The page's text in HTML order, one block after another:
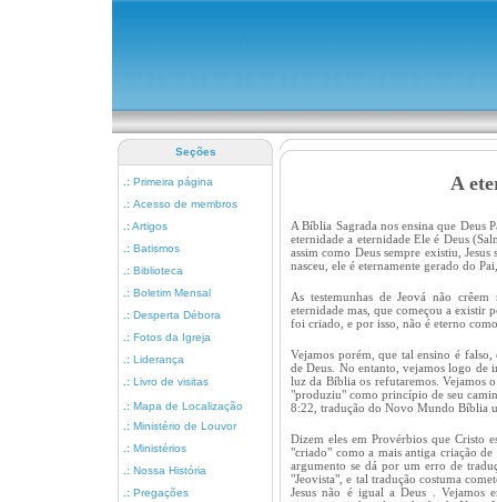
Seções
.: Primeira página
.: Acesso de membros
.:Artigos
.: Batismos
.: Biblioteca
.: Boletim Mensal
.: Desperta Débora
.: Fotos da Igreja
.: Liderança
.: Livro de visitas
.: Mapa de Localização
.: Ministério de Louvor
.: Ministérios
.: Nossa História
.: Pregações
A
A Bíblia Sagrada nos ensina que Deus
eternidade a eternidade Ele é Deus
assim como Deus sempre existiu,
nasceu, ele é eternamente gerado do
As testemunhas de Jeová não
eternidade mas, que começou a existir
foi criado, e por isso, não é eterno
Vejamos porém, que tal ensino é
de Deus. No entanto, vejamos logo de
luz da Bíblia os refutaremos. Vejamos
"produziu" como princípio de seu
8:22, tradução do Novo Mundo Bíblia
Dizem eles em Provérbios que Cristo
"criado" como a mais antiga criação
argumento se dá por um erro de
"Jeovista", e tal tradução costuma
Jesus não é igual a Deus .